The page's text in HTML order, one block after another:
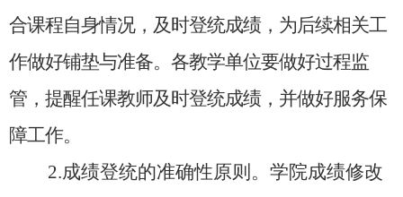
合课程自身情况，及时登统成绩，为后续相关工
作做好铺垫与准备。各教学单位要做好过程监
管，提醒任课教师及时登统成绩，并做好服务保
障工作。
2.成绩登统的准确性原则。 学院成绩修改